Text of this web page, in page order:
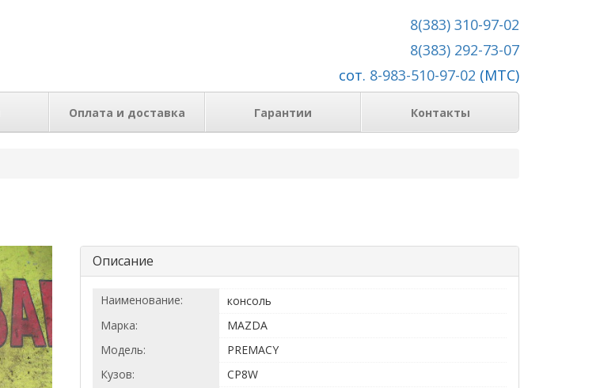
8(383) 310-97-02
8(383) 292-73-07
сот. 8-983-510-97-02 (МТС)
Оплата и доставка Гарантии Контакты
Описание
Наименование:
консоль
Марка:
MAZDA
Модель:
PREMACY
Кузов:
CP8W